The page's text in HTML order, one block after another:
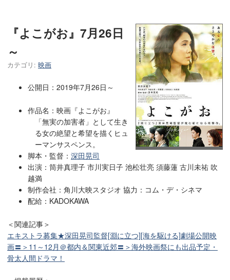
『よこがお』7月26日
～
カテゴリ: 映画
公開日：2019年7月26日～
作品名：映画『よこがお』
「無実の加害者」として生き
る女の絶望と希望を描くヒュ
ーマンサスペンス。
脚本・監督： 深田晃司
出演：筒井真理子 市川実日子 池松壮亮 須藤蓮 古川未祐 吹
越満
制作会社：角川大映スタジオ 協力：コム・デ・シネマ
配給：KADOKAWA
＜関連記事＞
エキストラ募集★深田晃司監督[淵に立つ][海を駆ける]劇場公開映
画〓＞11～12月＠都内＆関東近郊〓＞海外映画祭にも出品予定・
骨太人間ドラマ！